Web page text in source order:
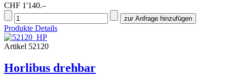
CHF 1'140.–
Produkte Details
Artikel 52120
Horlibus drehbar